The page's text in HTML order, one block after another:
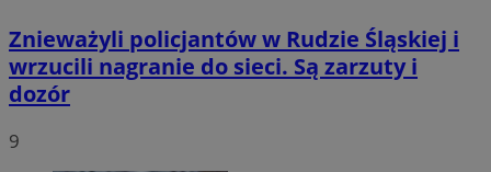
Znieważyli policjantów w Rudzie Śląskiej i
wrzucili nagranie do sieci. Są zarzuty i
dozór
9